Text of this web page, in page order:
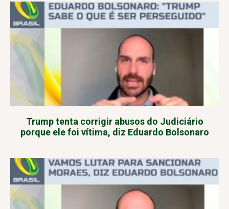
Trump tenta corrigir abusos do Judiciário
porque ele foi vítima, diz Eduardo Bolsonaro